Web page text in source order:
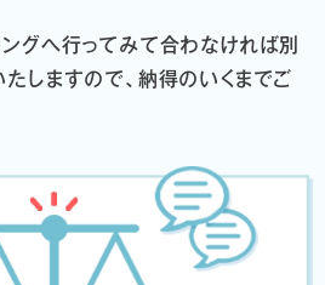
ングへ行ってみて合わなければ別
しますので、納得のいくまでご